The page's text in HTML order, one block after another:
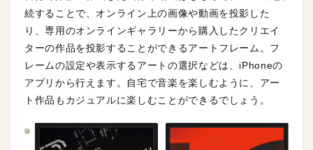
続することで、オンライン上の画像や動画を投影した
り、専用のオンラインギャラリーから購入したクリエイ
ターの作品を投影することができるアートフレーム。フ
レームの設定や表示するアートの選択などは、iPhoneの
アプリから行えます。自宅で音楽を楽しむように、アー
ト作品もカジュアルに楽しむことができるでしょう。